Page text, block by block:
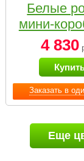
Заказать в
Белые
мини-
Bella
4 830
Еще